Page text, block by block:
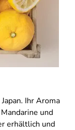
Ihr Aroma
und
erhältlich und